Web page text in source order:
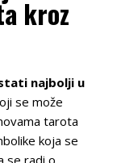
kroz
najbolji u
se može
tarota
koja se
se radi o